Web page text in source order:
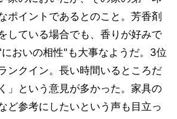
ポイントであるとのこと。芳香剤
している場合でも、香りが好みで
おいの相性"も大事なようだ。3位
ンクイン。長い時間いるところだ
」という意見が多かった。家具の
ど参考にしたいという声も目立っ